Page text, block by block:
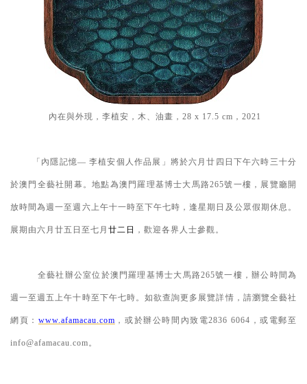
內在與外現，李植安，木、油畫， 28 x 17.5 cm ， 2021
「內隱記憶— 李植安個人作品展」將於六月廿四日下午六時三十分
於澳門全藝社開幕。地點為澳門羅理基博士大馬路265號一樓 ，展覽廳開
放時間為週一至週六上午十一時至下午七時，逢星期 日及公眾假期 休息。
展期由六月廿五日至七月 廿二日 ，歡迎各界人士參觀。
全藝社辦公室位於澳門羅理基博士大馬路265號一樓，辦公時間為
週一至週五上午十時至下午七時。如欲查詢更多展覽詳情，請瀏覽全藝社
網頁： www.afamacau.com ，或於辦公時間內致電2836 6064 ，或電郵至
info@afamacau.com。